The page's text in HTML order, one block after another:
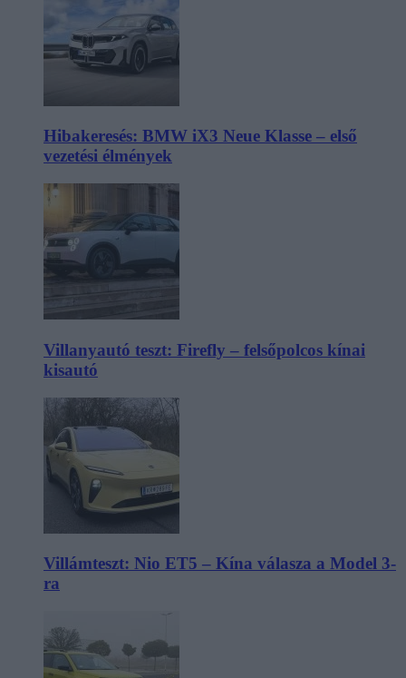
Hibakeresés: BMW iX3 Neue Klasse – első
vezetési élmények
Villanyautó teszt: Firefly – felsőpolcos kínai
kisautó
Villámteszt: Nio ET5 – Kína válasza a Model 3-
ra